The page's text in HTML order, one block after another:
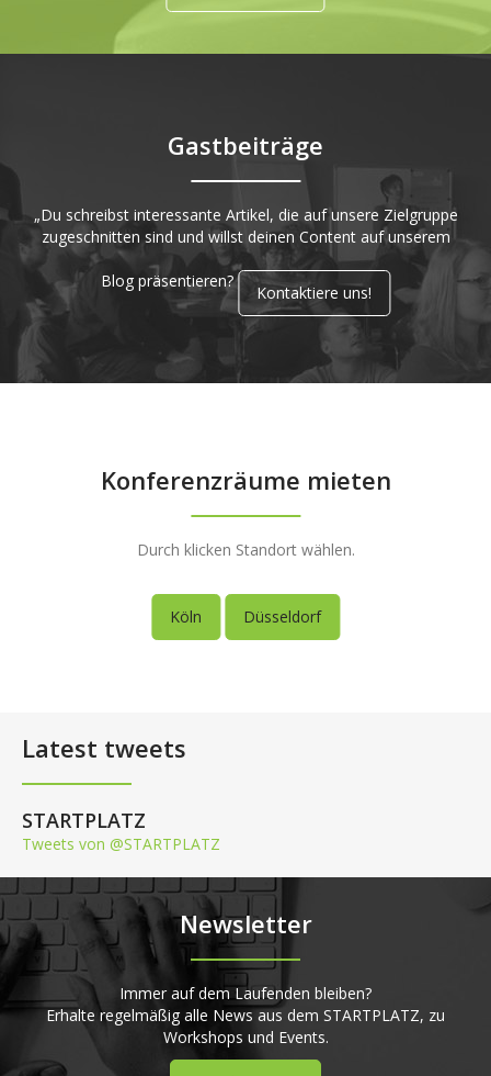
Gastbeiträge
„Du schreibst interessante Artikel, die auf unsere Zielgruppe
zugeschnitten sind und willst deinen Content auf unserem
Blog präsentieren?
Kontaktiere uns!
Konferenzräume mieten
Durch klicken Standort wählen.
Köln Düsseldorf
Latest tweets
STARTPLATZ
Tweets von @STARTPLATZ
Newsletter
Immer auf dem Laufenden bleiben?
Erhalte regelmäßig alle News aus dem STARTPLATZ, zu
Workshops und Events.